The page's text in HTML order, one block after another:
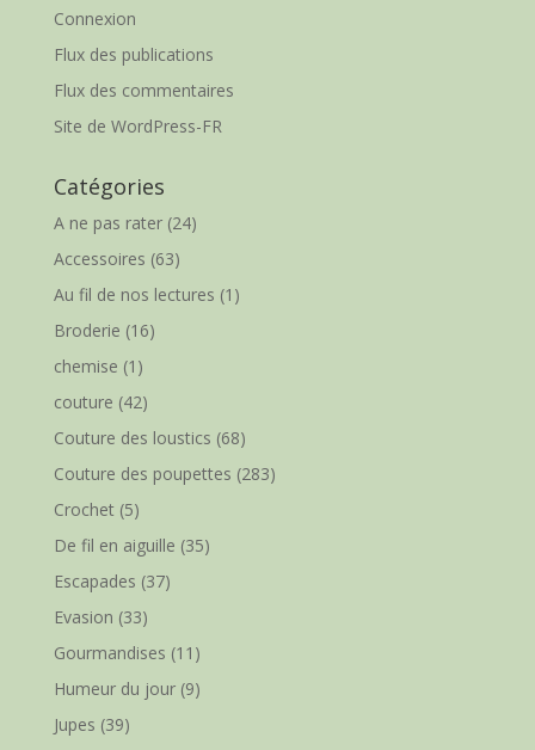
Connexion
Flux des publications
Flux des commentaires
Site de WordPress-FR
Catégories
A ne pas rater(24)
Accessoires (63)
Au fil de nos lectures (1)
Broderie (16)
chemise (1)
couture (42)
Couture des loustics (68)
Couture des poupettes (283)
Crochet(5)
De fil en aiguille (35)
Escapades (37)
Evasion (33)
Gourmandises (11)
Humeur du jour(9)
Jupes (39)